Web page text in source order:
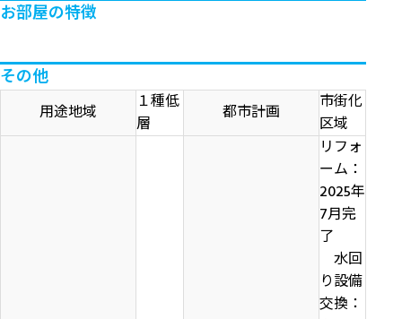
お部屋の特徴
その他
用途地域
１種低
層
都市計画
市街化
区域
リフォ
ーム：
2025年
7月完
了
水回
り設備
交換：